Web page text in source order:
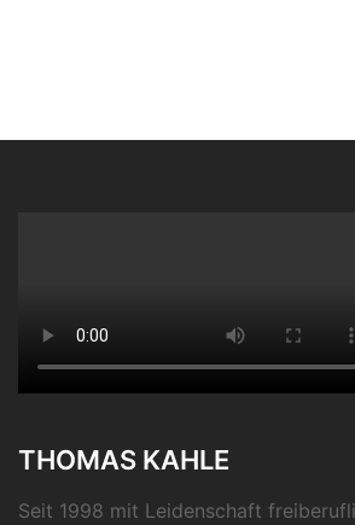
THOMAS KAHLE
Seit 1998 mit Leidenschaft